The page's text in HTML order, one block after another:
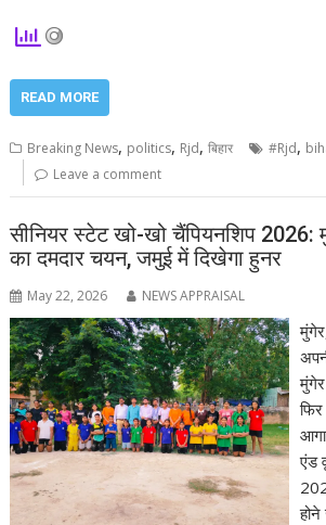
READ MORE
Breaking News, politics, Rjd,बिहार #Rjd,
Leave a comment
सीनियर स्टेट खो-खो चैंपियनशिप 2026:
का दमदार चयन, जमुई में दिखेगा हुनर
May 22, 2026 NEWS APPRAISAL
एंड